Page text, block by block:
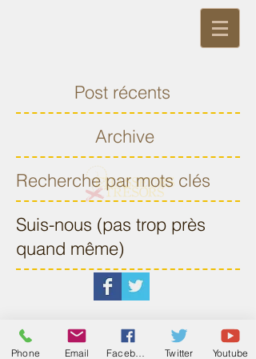
Post récents
Archive
Recherche par mots clés
Suis-nous (pas trop près
quand même)
Phone Email Twitter Youtube